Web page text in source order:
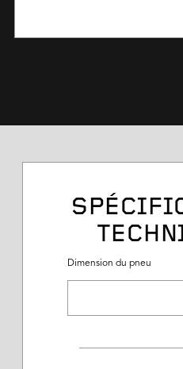
Dimension du pneu
Dimension du pneu